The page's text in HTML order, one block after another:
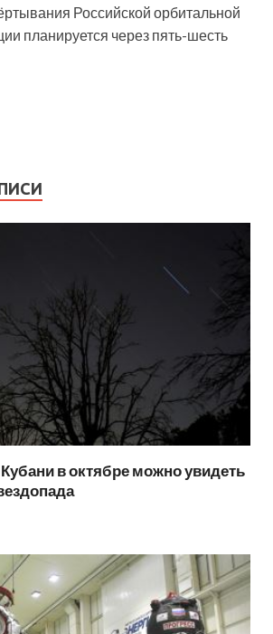
Российской орбитальной
планируется через пять-шесть
в октябре можно увидеть